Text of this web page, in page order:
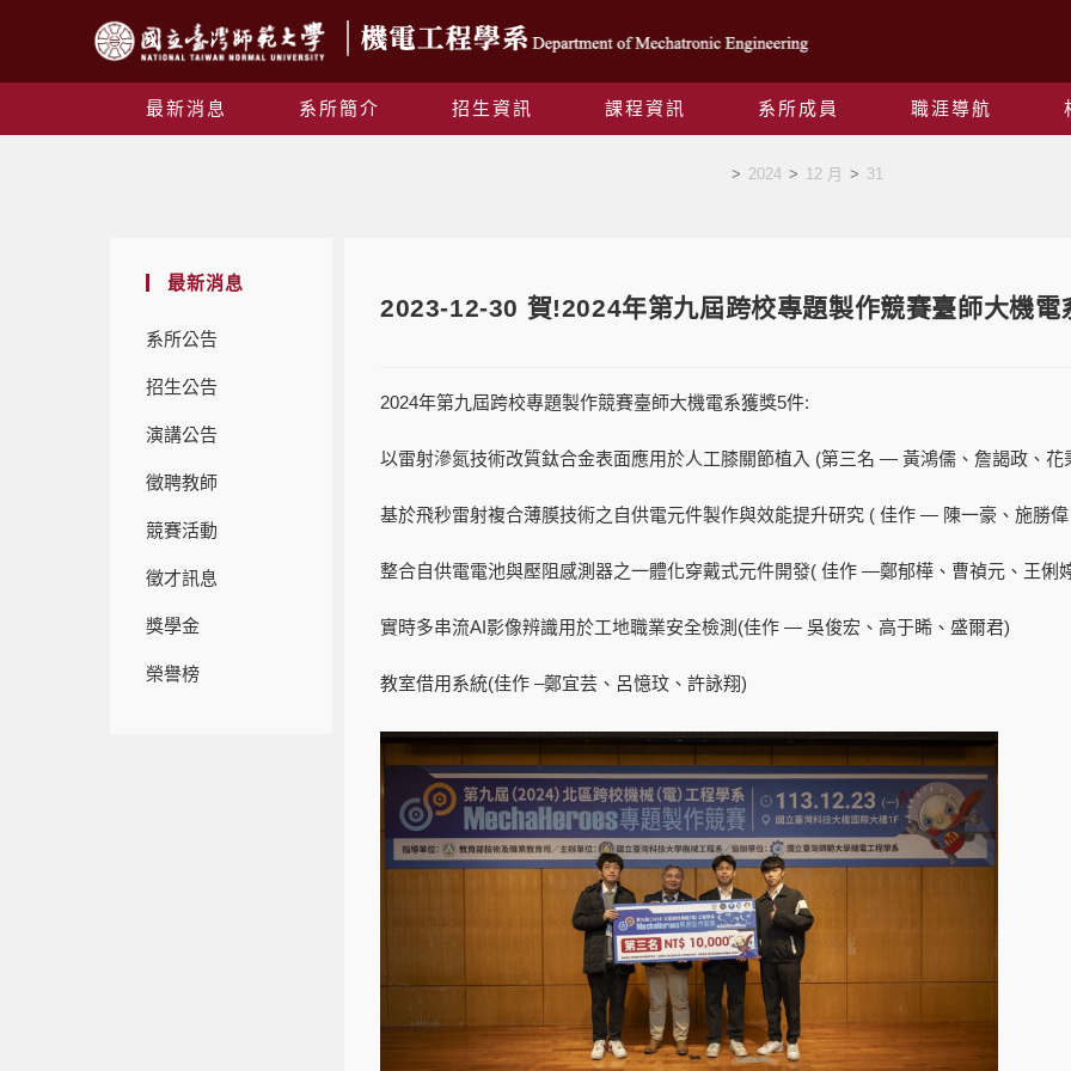
最新消息 系所簡介 招生資訊 課程資訊 系所成員 職涯導航
> 2024 > 12 月 > 31
最新消息
系所公告
招生公告
演講公告
徵聘教師
競賽活動
徵才訊息
獎學金
榮譽榜
2023-12-30 賀!2024年第九屆跨校專題製作競賽臺師大機電
2024年第九屆跨校專題製作競賽臺師大機電系獲獎5件:
以雷射滲氮技術改質鈦合金表面應用於人工膝關節植入 (第三名 — 黃鴻儒、詹謁政、花
基於飛秒雷射複合薄膜技術之自供電元件製作與效能提升研究 ( 佳作 — 陳一豪、施勝
整合自供電電池與壓阻感測器之一體化穿戴式元件開發( 佳作 —鄭郁樺、曹禎元、王俐
實時多串流AI影像辨識用於工地職業安全檢測(佳作 — 吳俊宏、高于睎、盛爾君)
教室借用系統(佳作 –鄭宜芸、呂憶玟、許詠翔)